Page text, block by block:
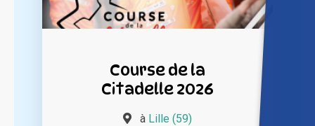
Course de la
Citadelle 2026
à Lille (59)